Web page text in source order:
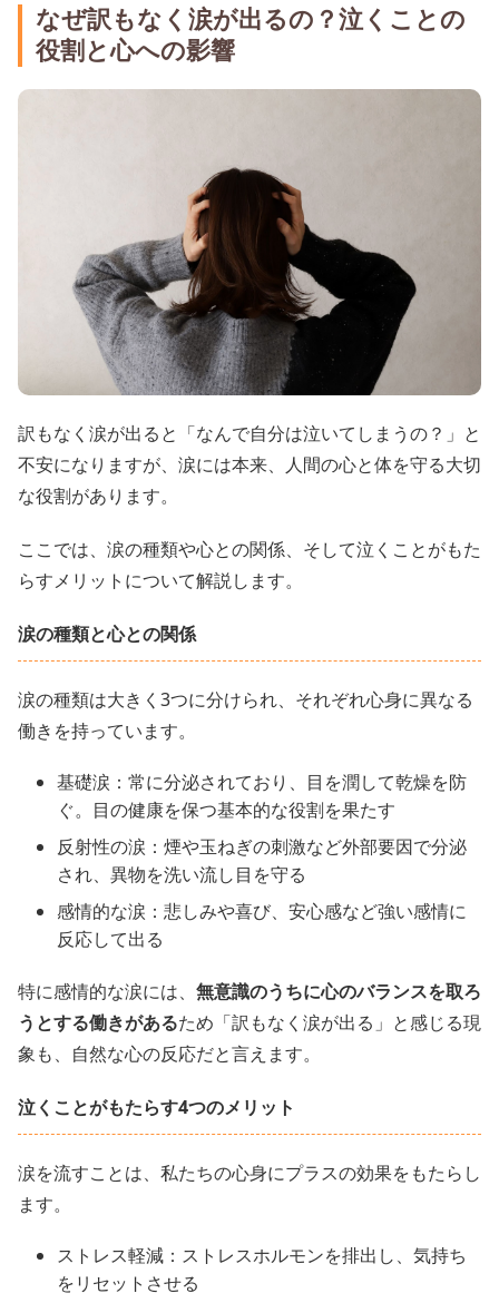
なぜ訳もなく涙が出るの？泣くことの
役割と心への影響
訳もなく涙が出ると「なんで自分は泣いてしまうの？」と
不安になりますが、涙には本来、人間の心と体を守る大切
な役割があります。
ここでは、涙の種類や心との関係、そして泣くことがもた
らすメリットについて解説します。
涙の種類と心との関係
涙の種類は大きく3つに分けられ、それぞれ心身に異なる
働きを持っています。
基礎涙：常に分泌されており、目を潤して乾燥を防
ぐ。目の健康を保つ基本的な役割を果たす
反射性の涙：煙や玉ねぎの刺激など外部要因で分泌
され、異物を洗い流し目を守る
感情的な涙：悲しみや喜び、安心感など強い感情に
反応して出る
特に感情的な涙には、 無意識のうちに心のバランスを取ろ
うとする働きがあるため「訳もなく涙が出る」と感じる現
象も、自然な心の反応だと言えます。
泣くことがもたらす4つのメリット
涙を流すことは、私たちの心身にプラスの効果をもたらし
ます。
ストレス軽減：ストレスホルモンを排出し、気持ち
をリセットさせる